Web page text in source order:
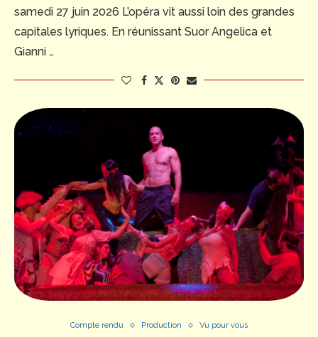
samedi 27 juin 2026 L’opéra vit aussi loin des grandes
capitales lyriques. En réunissant Suor Angelica et
Gianni …
Compte rendu Production Vu pour vous